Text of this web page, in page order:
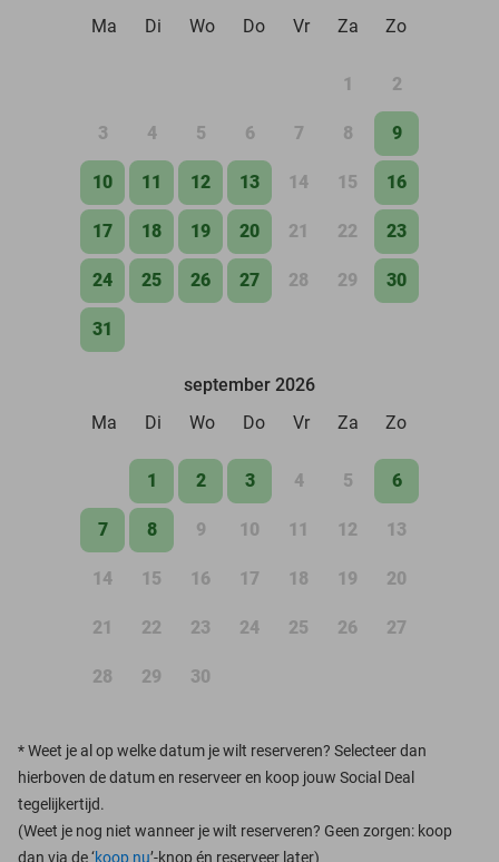
Ma
Di Wo Do Vr Za Zo
1 2
3 4 5 6 7 8 9
10 11 12 13 14 15 16
17 18 19 20 21 22 23
24 25 26 27 28 29 30
31
september 2026
Ma
Di Wo Do Vr Za Zo
1 2 3 4 5 6
7 8 9 10 11 12 13
14 15 16 17 18 19 20
21 22 23 24 25 26 27
28 29 30
*Weet je al op welke datum je wilt reserveren? Selecteer dan
hierboven de datum en reserveer en koop jouw Social Deal
tegelijkertijd.
(Weet je nog niet wanneer je wilt reserveren? Geen zorgen: koop
dan via de ‘koop nu’-knop én reserveer later)